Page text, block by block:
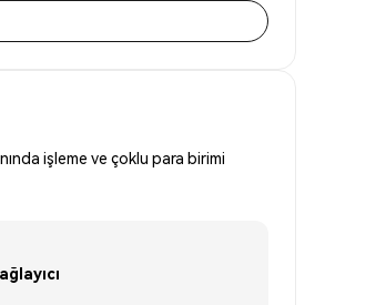
işleme ve çoklu para birimi